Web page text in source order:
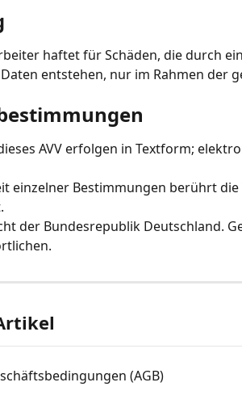
haftet für Schäden, die durch
entstehen, nur im Rahmen der
AVV erfolgen in Textform;
einzelner Bestimmungen berührt die
der Bundesrepublik Deutschland.
(AGB)